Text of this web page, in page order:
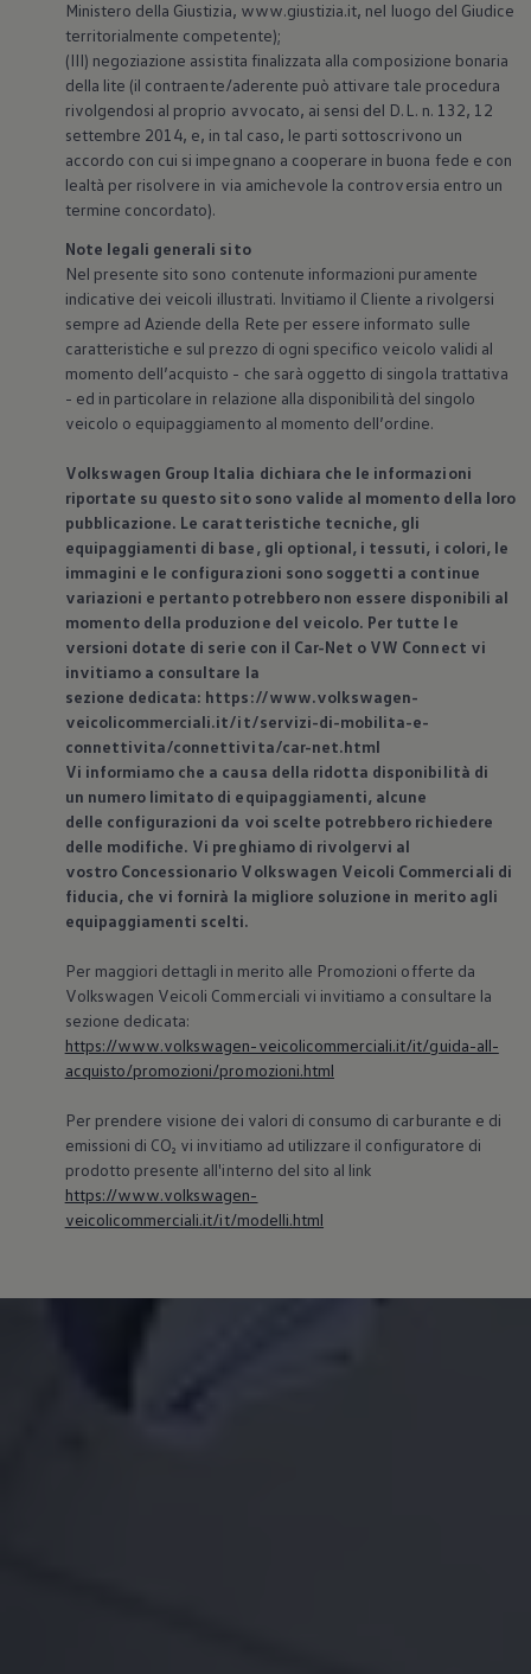
Ministero della Giustizia, www.giustizia.it, nel luogo del Giudice
territorialmente competente);
(III) negoziazione assistita finalizzata alla composizione bonaria
della lite (il contraente/aderente può attivare tale procedura
rivolgendosi al proprio avvocato, ai sensi del D.L. n. 132, 12
settembre 2014, e, in tal caso, le parti sottoscrivono un
accordo con cui si impegnano a cooperare in buona fede e con
lealtà per risolvere in via amichevole la controversia entro un
termine concordato).
Note legali generali sito
Nel presente sito sono contenute informazioni puramente
indicative dei veicoli illustrati. Invitiamo il Cliente a rivolgersi
sempre ad Aziende della Rete per essere informato sulle
caratteristiche e sul prezzo di ogni specifico veicolo validi al
momento dell’acquisto - che sarà oggetto di singola trattativa
- ed in particolare in relazione alla disponibilità del singolo
veicolo o equipaggiamento al momento dell’ordine.
Volkswagen Group Italia dichiara che le informazioni
riportate su questo sito sono valide al momento della loro
pubblicazione. Le caratteristiche tecniche, gli
equipaggiamenti di base, gli optional, i tessuti, i colori, le
immagini e le configurazioni sono soggetti a continue
variazioni e pertanto potrebbero non essere disponibili al
momento della produzione del veicolo. Per tutte le
versioni dotate di serie con il Car-Net o VW Connect vi
invitiamo a consultare la
sezione dedicata: https://www.volkswagen-
veicolicommerciali.it/it/servizi-di-mobilita-e-
connettivita/connettivita/car-net.html
Vi informiamo che a causa della ridotta disponibilità di
un numero limitato di equipaggiamenti, alcune
delle configurazioni da voi scelte potrebbero richiedere
delle modifiche. Vi preghiamo di rivolgervi al
vostro Concessionario Volkswagen Veicoli Commerciali di
fiducia, che vi fornirà la migliore soluzione in merito agli
equipaggiamenti scelti.
Per maggiori dettagli in merito alle Promozioni offerte da
Volkswagen Veicoli Commerciali vi invitiamo a consultare la
sezione dedicata:
https://www.volkswagen-veicolicommerciali.it/it/guida-all-
acquisto/promozioni/promozioni.html
Per prendere visione dei valori di consumo di carburante e di
emissioni di CO₂ vi invitiamo ad utilizzare il configuratore di
prodotto presente all'interno del sito al link
https://www.volkswagen-
veicolicommerciali.it/it/modelli.html